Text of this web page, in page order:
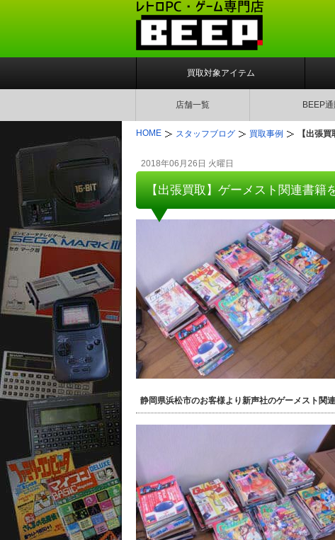
買取対象アイテム
店舗一覧 BEEP
HOME スタッフブログ 買取事例 【出張
2018年06月26日 火曜日
【出張買取】ゲーメスト関連書籍
静岡県浜松市のお客様より新声社のゲーメスト関